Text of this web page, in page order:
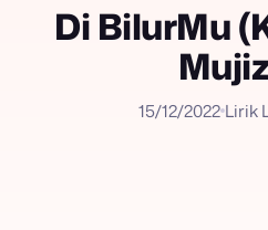
Di BilurMu
15/12/2022Lirik